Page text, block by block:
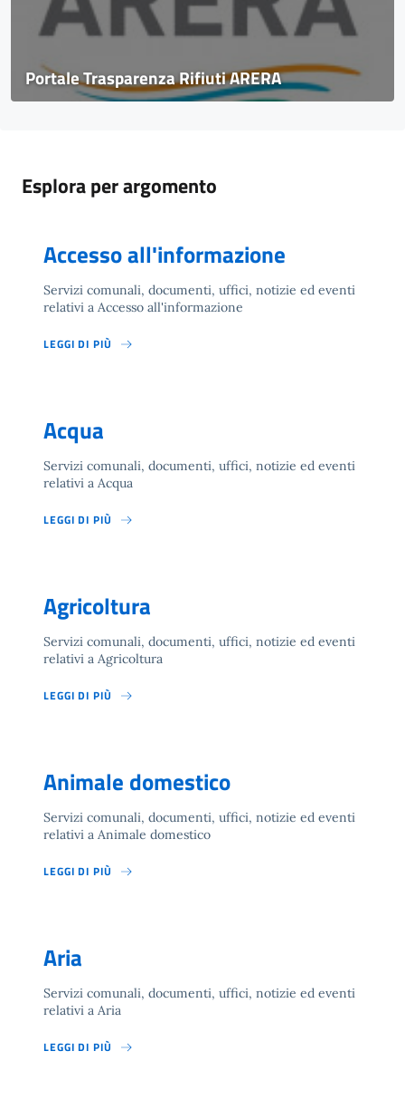
Portale Trasparenza Rifiuti ARERA
Esplora per argomento
Accesso all'informazione
Servizi comunali, documenti, uffici, notizie ed eventi
relativi a Accesso all'informazione
LEGGI DI PIÙ
Acqua
Servizi comunali, documenti, uffici, notizie ed eventi
relativi a Acqua
LEGGI DI PIÙ
Agricoltura
Servizi comunali, documenti, uffici, notizie ed eventi
relativi a Agricoltura
LEGGI DI PIÙ
Animale domestico
Servizi comunali, documenti, uffici, notizie ed eventi
relativi a Animale domestico
LEGGI DI PIÙ
Aria
Servizi comunali, documenti, uffici, notizie ed eventi
relativi a Aria
LEGGI DI PIÙ